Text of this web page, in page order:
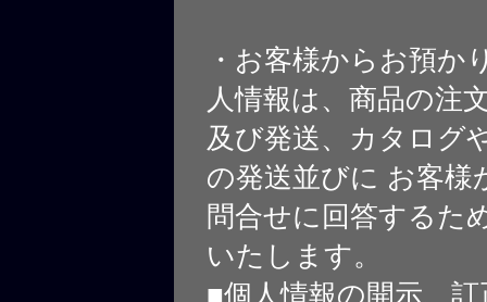
・お客様からお預か
人情報は、商品の注
及び発送、カタログ
の発送並びに お客様
問合せに回答するた
いたします。
■個人情報の開示、